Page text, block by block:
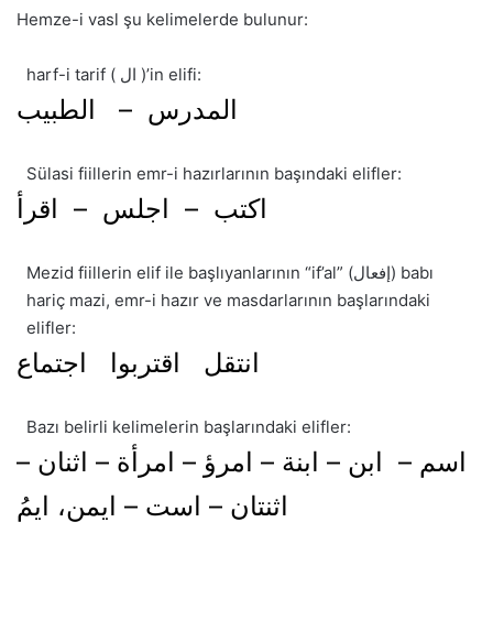
Hemze-i vasl şu kelimelerde bulunur:
harf-i tarif ( ال )’in elifi:
المدرس – الطبيب
Sülasi fiillerin emr-i hazırlarının başındaki elifler:
اكتب – اجلس – اقرأ
Mezid fiillerin elif ile başlıyanlarının “if’al” (إفعال) babı
hariç mazi, emr-i hazır ve masdarlarının başlarındaki
elifler:
انتقل اقتربوا اجتماع
Bazı belirli kelimelerin başlarındaki elifler:
اسم – ابن – ابنة – امرؤ – امرأة – اثنان –
اثنتان – است – ايمن، ايمُ